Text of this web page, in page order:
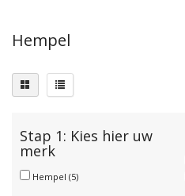
Hempel
Stap 1: Kies hier uw
merk
Hempel (5)